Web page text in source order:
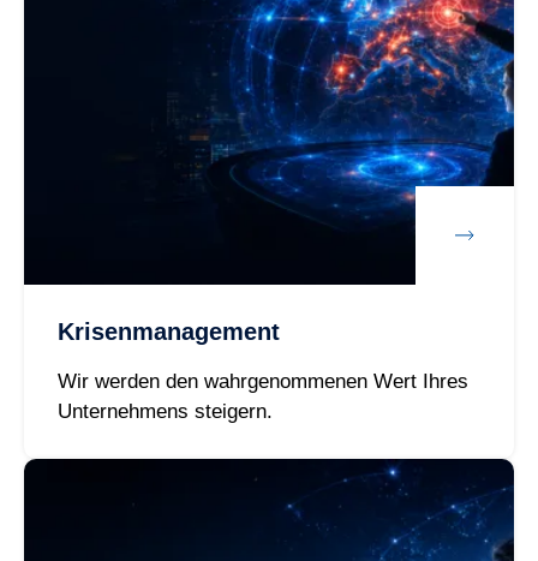
Krisenmanagement
Wir werden den wahrgenommenen Wert Ihres
Unternehmens steigern.